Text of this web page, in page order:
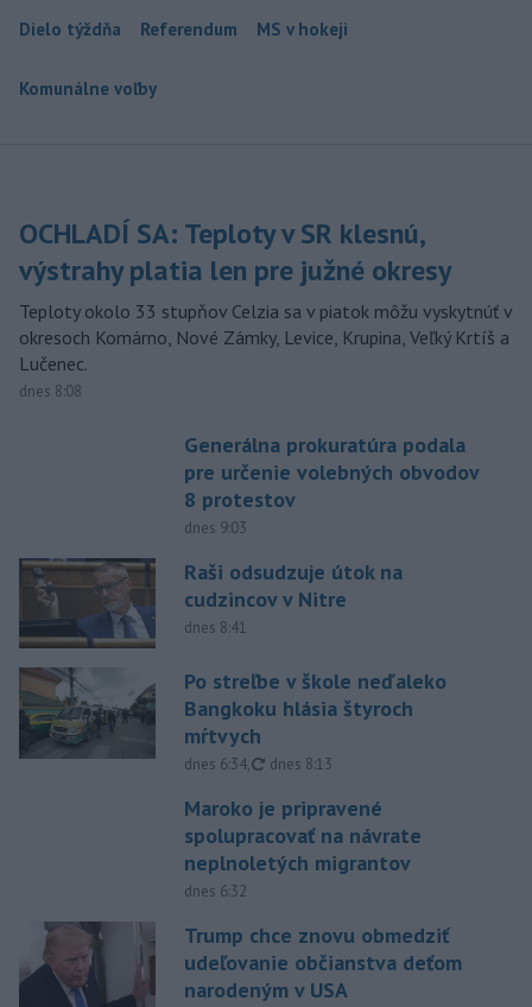
Dielo týždňa Referendum MS v hokeji
Komunálne voľby
OCHLADÍ SA: Teploty v SR klesnú,
výstrahy platia len pre južné okresy
Teploty okolo 33 stupňov Celzia sa v piatok môžu vyskytnúť v
okresoch Komárno, Nové Zámky, Levice, Krupina, Veľký Krtíš a
Lučenec.
dnes 8:08
Generálna prokuratúra podala
pre určenie volebných obvodov
8 protestov
dnes 9:03
Raši odsudzuje útok na
cudzincov v Nitre
dnes 8:41
Po streľbe v škole neďaleko
Bangkoku hlásia štyroch
mŕtvych
dnes 6:34, aktualizované
dnes 8:13
Maroko je pripravené
spolupracovať na návrate
neplnoletých migrantov
dnes 6:32
Trump chce znovu obmedziť
udeľovanie občianstva deťom
narodeným v USA